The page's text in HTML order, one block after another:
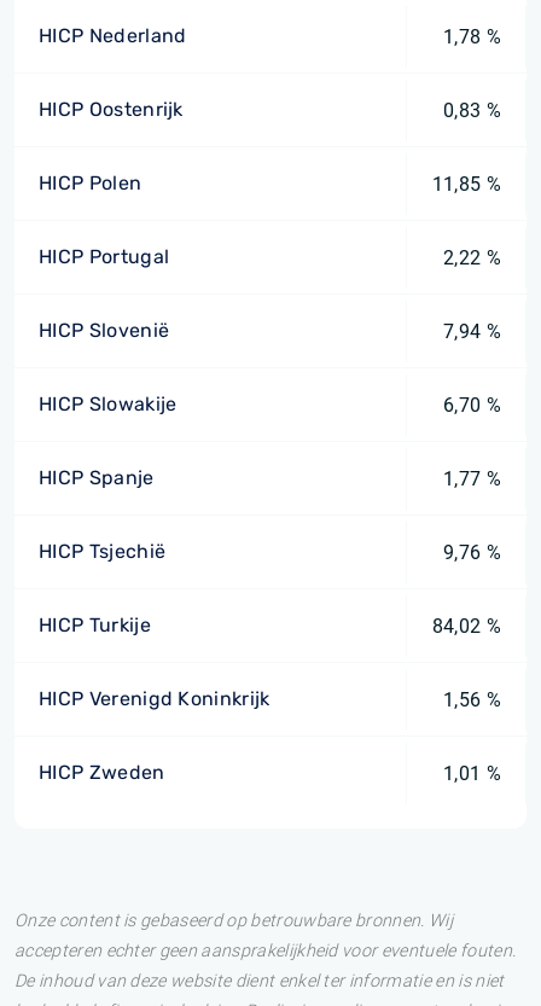
HICP Nederland 1,78 %
HICP Oostenrijk 0,83 %
HICP Polen 11,85 %
HICP Portugal 2,22 %
HICP Slovenië 7,94 %
HICP Slowakije 6,70 %
HICP Spanje 1,77 %
HICP Tsjechië 9,76 %
HICP Turkije 84,02 %
HICP Verenigd Koninkrijk 1,56 %
HICP Zweden 1,01 %
Onze content is gebaseerd op betrouwbare bronnen. Wij
accepteren echter geen aansprakelijkheid voor eventuele fouten.
De inhoud van deze website dient enkel ter informatie en is niet